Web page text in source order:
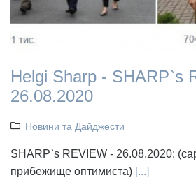
Helgi Sharp - SHARP`s
26.08.2020
Новини та Дайджести
SHARP`s REVIEW - 26.08.2020:
прибежище оптимиста) [...]